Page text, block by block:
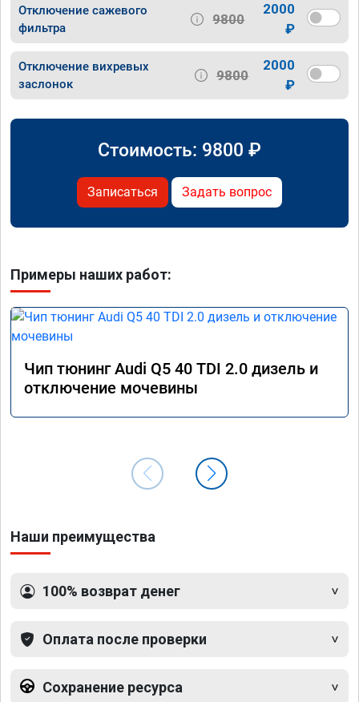
Отключение сажевого
фильтра
9800
2000
₽
Отключение вихревых
заслонок
9800
2000
₽
Стоимость: 9800 ₽
Записаться Задать вопрос
Примеры наших работ:
Чип тюнинг Audi Q5 40 TDI 2.0 дизель и
отключение мочевины
Наши преимущества
100% возврат денег
Оплата после проверки
Сохранение ресурса